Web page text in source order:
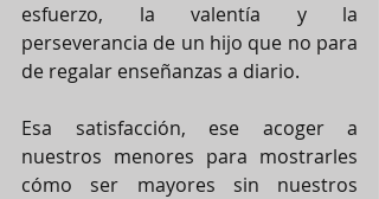
esfuerzo, la valentía y la
perseverancia de un hijo que no para
de regalar enseñanzas a diario.
Esa satisfacción, ese acoger a
nuestros menores para mostrarles
cómo ser mayores sin nuestros